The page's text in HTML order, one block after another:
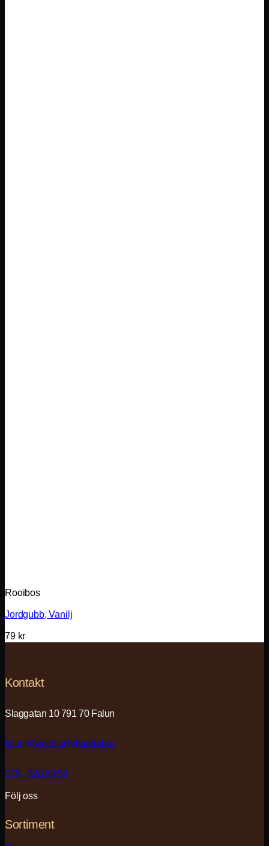
Rooibos
Jordgubb, Vanilj
79 kr
Kontakt
Slaggatan 10 791 70 Falun
falun@teochkaffehandel.se
076 - 328 99 53
Följ oss
Sortiment